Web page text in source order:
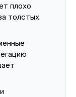
плохо
толстых